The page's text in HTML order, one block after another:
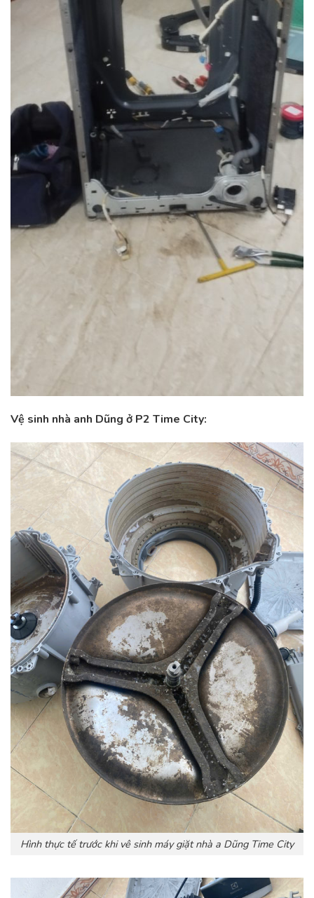
Vệ sinh nhà anh Dũng ở P2 Time City:
Hình thực tế trước khi vê sinh máy giặt nhà a Dũng Time City